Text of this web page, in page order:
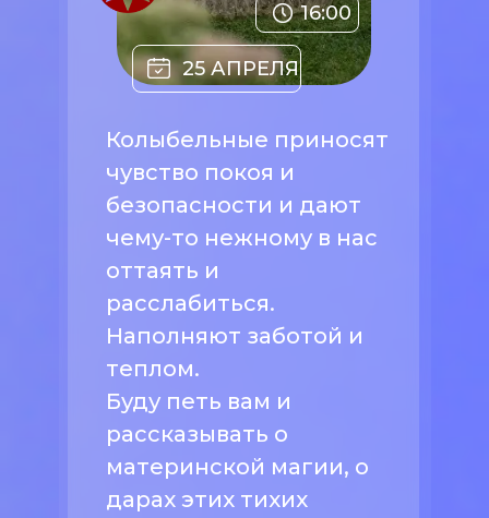
Колыбельные приносят
чувство покоя и
безопасности и дают
чему-то нежному в нас
оттаять и
расслабиться.
Наполняют заботой и
теплом.
Буду петь вам и
рассказывать о
материнской магии, о
дарах этих тихих
25 АПРЕЛЯ
16:00